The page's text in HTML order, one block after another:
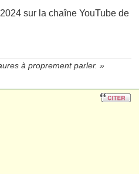
sur la chaîne YouTube de
à proprement parler. »